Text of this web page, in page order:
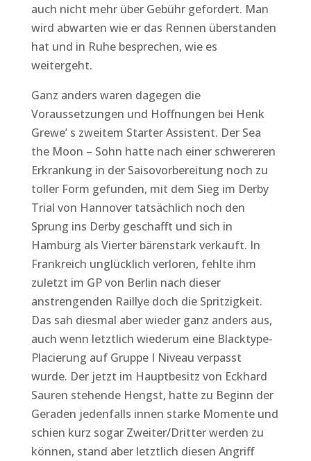
auch nicht mehr über Gebühr gefordert. Man
wird abwarten wie er das Rennen überstanden
hat und in Ruhe besprechen, wie es
weitergeht.
Ganz anders waren dagegen die
Voraussetzungen und Hoffnungen bei Henk
Grewe’ s zweitem Starter Assistent. Der Sea
the Moon – Sohn hatte nach einer schwereren
Erkrankung in der Saisovorbereitung noch zu
toller Form gefunden, mit dem Sieg im Derby
Trial von Hannover tatsächlich noch den
Sprung ins Derby geschafft und sich in
Hamburg als Vierter bärenstark verkauft. In
Frankreich unglücklich verloren, fehlte ihm
zuletzt im GP von Berlin nach dieser
anstrengenden Raillye doch die Spritzigkeit.
Das sah diesmal aber wieder ganz anders aus,
auch wenn letztlich wiederum eine Blacktype-
Placierung auf Gruppe I Niveau verpasst
wurde. Der jetzt im Hauptbesitz von Eckhard
Sauren stehende Hengst, hatte zu Beginn der
Geraden jedenfalls innen starke Momente und
schien kurz sogar Zweiter/Dritter werden zu
können, stand aber letztlich diesen Angriff